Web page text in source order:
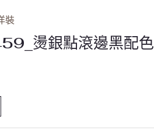
裝
燙銀點滾邊黑配色